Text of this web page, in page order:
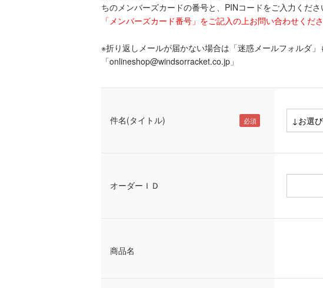
ちのメンバーズカードの番号と、PINコードをご入力くださ
「メンバーズカード番号」をご記入の上お問い合わせくださ
※折り返しメールが届かない場合は「迷惑メールフォルダ
「onlineshop@windsorracket.co.jp」
件名(タイトル)
オーダーＩＤ
商品名